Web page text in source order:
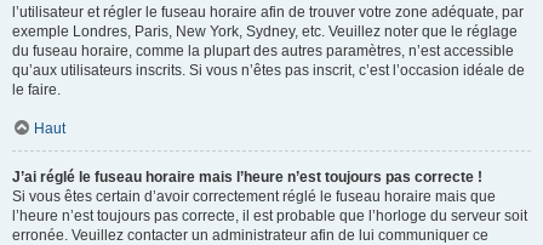
l’utilisateur et régler le fuseau horaire afin de trouver votre zone adéquate, par
exemple Londres, Paris, New York, Sydney, etc. Veuillez noter que le réglage
du fuseau horaire, comme la plupart des autres paramètres, n’est accessible
qu’aux utilisateurs inscrits. Si vous n’êtes pas inscrit, c’est l’occasion idéale de
le faire.
Haut
J’ai réglé le fuseau horaire mais l’heure n’est toujours pas correcte !
Si vous êtes certain d’avoir correctement réglé le fuseau horaire mais que
l’heure n’est toujours pas correcte, il est probable que l’horloge du serveur soit
erronée. Veuillez contacter un administrateur afin de lui communiquer ce